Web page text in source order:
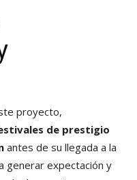
proyecto,
de prestigio
antes de su llegada a la
generar expectación y